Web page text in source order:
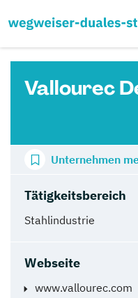
Vallourec
Tätigkeitsbereich
Stahlindustrie
Webseite
www.vallourec.com
Unternehmen